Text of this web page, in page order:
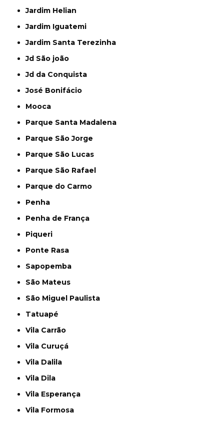
Jardim Helian
Jardim Iguatemi
Jardim Santa Terezinha
Jd São joão
Jd da Conquista
José Bonifácio
Mooca
Parque Santa Madalena
Parque São Jorge
Parque São Lucas
Parque São Rafael
Parque do Carmo
Penha
Penha de França
Piqueri
Ponte Rasa
Sapopemba
São Mateus
São Miguel Paulista
Tatuapé
Vila Carrão
Vila Curuçá
Vila Dalila
Vila Dila
Vila Esperança
Vila Formosa